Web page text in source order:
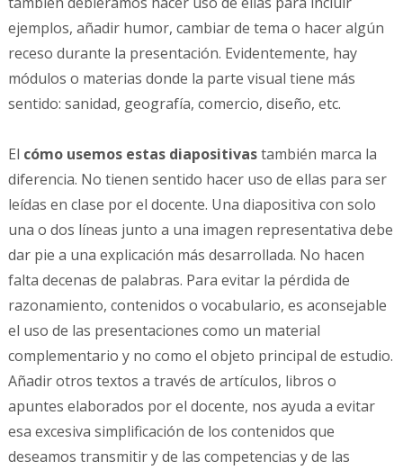
ejemplos, añadir humor, cambiar de tema o hacer algún
receso durante la presentación. Evidentemente, hay
módulos o materias donde la parte visual tiene más
sentido: sanidad, geografía, comercio, diseño, etc.
El cómo usemos estas diapositivastambién marca la
diferencia. No tienen sentido hacer uso de ellas para ser
leídas en clase por el docente. Una diapositiva con solo
una o dos líneas junto a una imagen representativa debe
dar pie a una explicación más desarrollada. No hacen
falta decenas de palabras. Para evitar la pérdida de
razonamiento, contenidos o vocabulario, es aconsejable
el uso de las presentaciones como un material
complementario y no como el objeto principal de estudio.
Añadir otros textos a través de artículos, libros o
apuntes elaborados por el docente, nos ayuda a evitar
esa excesiva simplificación de los contenidos que
deseamos transmitir y de las competencias y de las